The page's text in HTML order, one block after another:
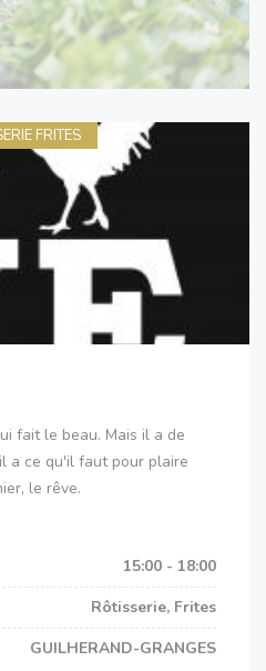
FRITES
fait le beau. Mais il a de
a ce qu'il faut pour plaire
le rêve.
15:00 - 18:00
Rôtisserie, Frites
GUILHERAND-GRANGES